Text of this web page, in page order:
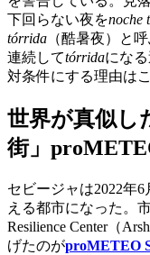
下回らない夜をnoche
tórrida （酷暑夜）と
連続してtórridaにな
対条件にする理由はこ
世界が真似し
街」
セビージャは2022年
える都市になった。
Resilience Center（
げたのがproMETEO